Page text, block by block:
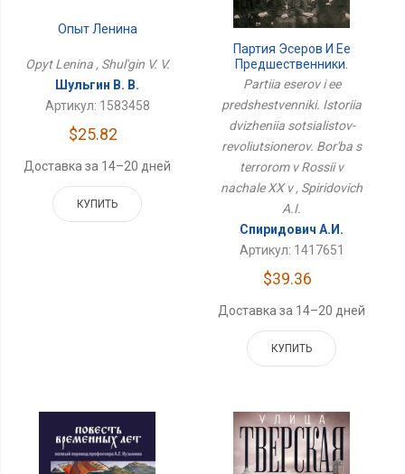
Опыт Ленина
Opyt Lenina , Shul'gin V. V.
Шульгин В. В.
Артикул: 1583458
$25.82
Доставка за 14–20 дней
КУПИТЬ
Партия Эсеров И Ее
Предшественники.
История Движения
Революционеров.
Борьба С Террором В
России В Начале XX В
Partiia eserov i ee
predshestvenniki. Istoriia
dvizheniia sotsialistov-
revoliutsionerov. Bor'ba s
terrorom v Rossii v
nachale XX v , Spiridovich
A.I.
Спиридович А.И.
Артикул: 1417651
$39.36
Доставка за 14–20 дней
КУПИТЬ